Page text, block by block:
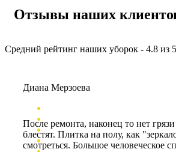
Отзывы наших
Средний рейтинг наших уборок - 4.8 из 5
После ремонта, наконец то нет
блестят. Плитка на полу, как
смотреться. Большое человеческое
Диана Мерзоева